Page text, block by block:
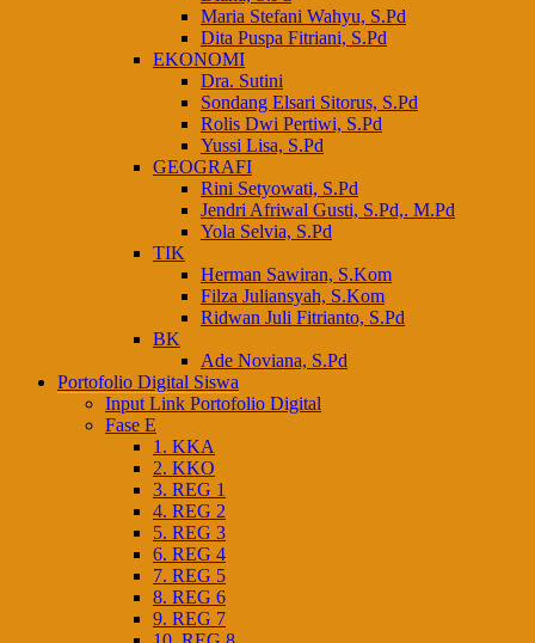
Maria Stefani Wahyu, S.Pd
Dita Puspa Fitriani, S.Pd
EKONOMI
Dra. Sutini
Sondang Elsari Sitorus, S.Pd
Rolis Dwi Pertiwi, S.Pd
Yussi Lisa, S.Pd
GEOGRAFI
Rini Setyowati, S.Pd
Jendri Afriwal Gusti, S.Pd,. M.Pd
Yola Selvia, S.Pd
TIK
Herman Sawiran, S.Kom
Filza Juliansyah, S.Kom
Ridwan Juli Fitrianto, S.Pd
BK
Ade Noviana, S.Pd
Portofolio Digital Siswa
Input Link Portofolio Digital
Fase E
1. KKA
2. KKO
3. REG 1
4. REG 2
5. REG 3
6. REG 4
7. REG 5
8. REG 6
9. REG 7